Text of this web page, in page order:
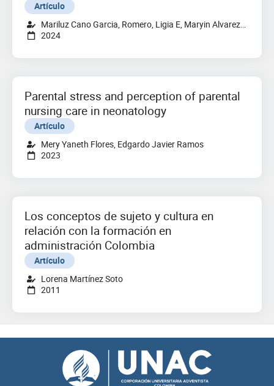
Artículo
Mariluz Cano Garcia, Romero, Ligia E, Maryin Alvarez,
Paula Andrea Saavedra, Gaspar Cartagena, Dorimely.
2024
Parental stress and perception of parental
nursing care in neonatology
Artículo
Mery Yaneth Flores, Edgardo Javier Ramos
2023
Los conceptos de sujeto y cultura en
relación con la formación en
administración Colombia
Artículo
Lorena Martínez Soto
2011